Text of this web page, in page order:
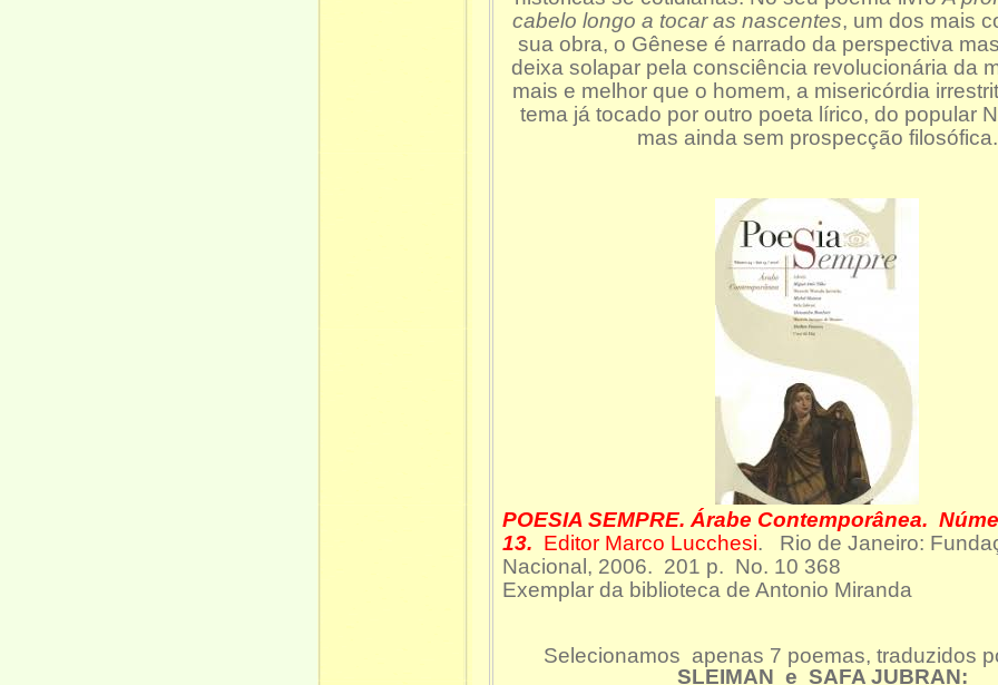
cabelo longo a tocar as nascentes, um dos mais
sua obra, o Gênese é narrado da perspectiva
deixa solapar pela consciência revolucionária da
mais e melhor que o homem, a misericórdia
tema já tocado por outro poeta lírico, do popular
mas ainda sem prospecção
POESIA SEMPRE. Árabe Contemporânea.
13. Editor Marco Lucchesi. Rio de Janeiro:
Nacional, 2006. 201 p. No. 10 368
Exemplar da biblioteca de Antonio Miranda
Selecionamos apenas 7 poemas, traduzidos
SLEIMAN e SAFA JUBRAN: